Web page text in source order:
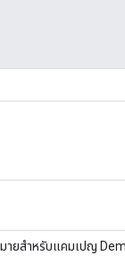
ายสําหรับแคมเปญ